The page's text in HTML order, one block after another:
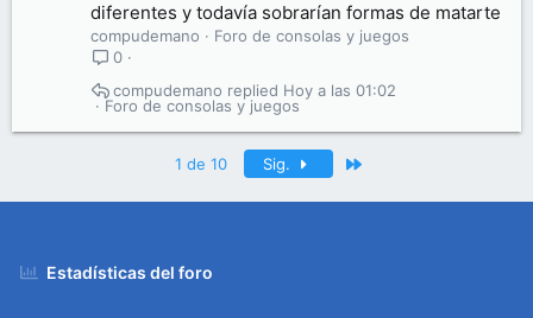
diferentes y todavía sobrarían formas de matarte
compudemano
Foro de consolas y juegos
0
Foro de consolas y juegos
Hoy a las 01:02
compudemano
1 de 10 Sig.
Estadísticas del foro